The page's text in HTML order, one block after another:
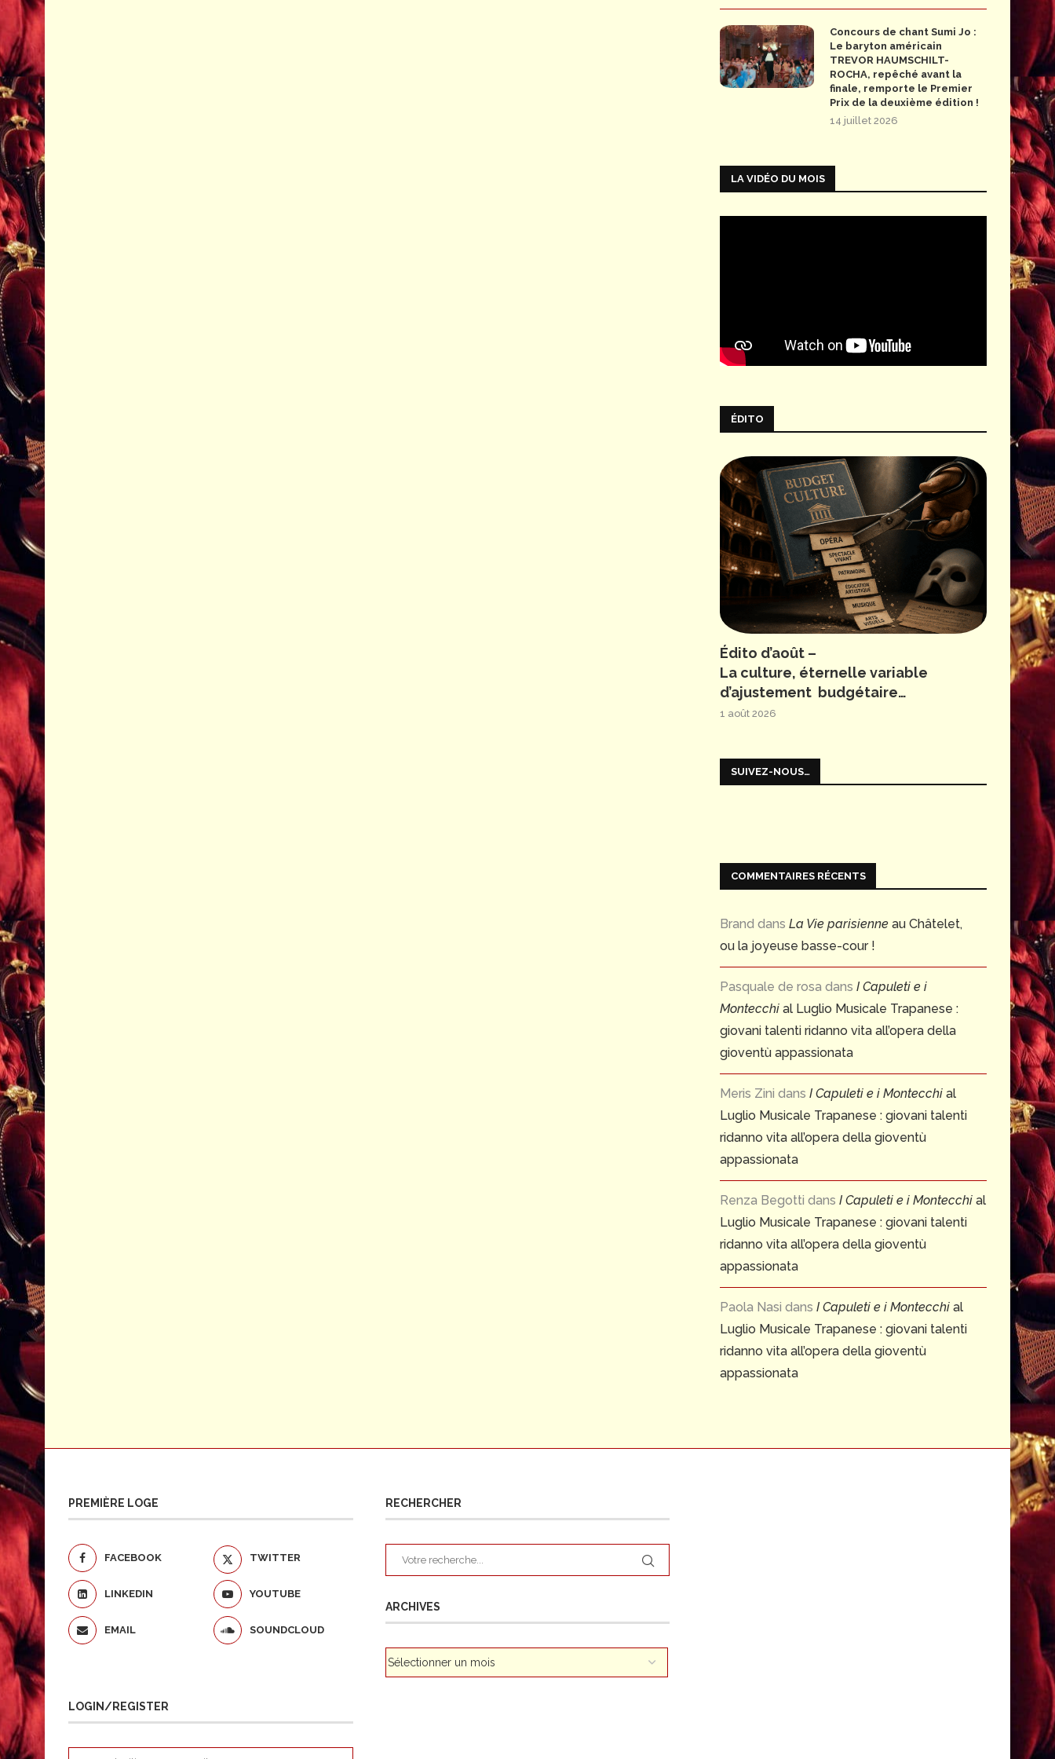
Concours de chant Sumi Jo :
Le baryton américain
TREVOR HAUMSCHILT-
ROCHA, repêché avant la
finale, remporte le Premier
Prix de la deuxième édition !
14 juillet 2026
LA VIDÉO DU MOIS
ÉDITO
Édito d’août –
La culture, éternelle variable
d’ajustement budgétaire…
1 août 2026
SUIVEZ-NOUS…
COMMENTAIRES RÉCENTS
Brand dans La Vie parisienne au Châtelet,
ou la joyeuse basse-cour !
Pasquale de rosa dans I Capuleti e i
Montecchi al Luglio Musicale Trapanese :
giovani talenti ridanno vita all’opera della
gioventù appassionata
Meris Zini dans I Capuleti e i Montecchi al
Luglio Musicale Trapanese : giovani talenti
ridanno vita all’opera della gioventù
appassionata
Renza Begotti dans I Capuleti e i Montecchi al
Luglio Musicale Trapanese : giovani talenti
ridanno vita all’opera della gioventù
appassionata
Paola Nasi dans I Capuleti e i Montecchi al
Luglio Musicale Trapanese : giovani talenti
ridanno vita all’opera della gioventù
appassionata
PREMIÈRE LOGE
FACEBOOK TWITTER
LINKEDIN YOUTUBE
EMAIL SOUNDCLOUD
LOGIN/REGISTER
RECHERCHER
ARCHIVES